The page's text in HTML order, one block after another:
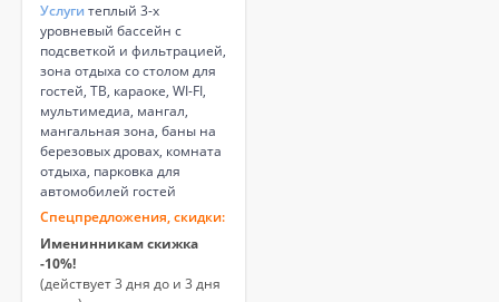
Услуги теплый 3-х
уровневый бассейн с
подсветкой и фильтрацией,
зона отдыха со столом для
гостей, ТВ, караоке, WI-FI,
мультимедиа, мангал,
мангальная зона, баны на
березовых дровах, комната
отдыха, парковка для
автомобилей гостей
Спецпредложения, скидки:
Именинникам скижка
-10%!
(действует 3 дня до и 3 дня